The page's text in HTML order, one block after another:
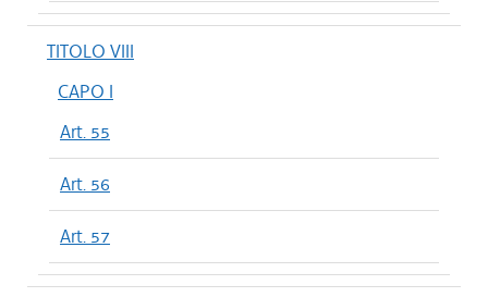
TITOLO VIII
CAPO I
Art. 55
Art. 56
Art. 57